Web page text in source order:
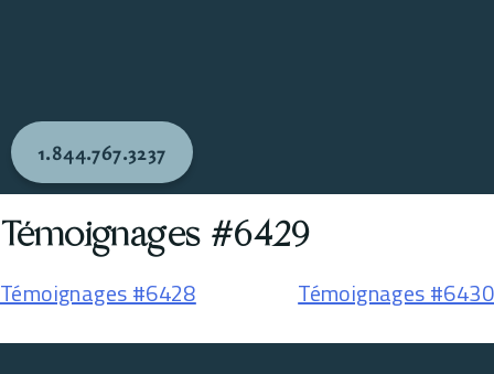
1.844.767.3237
Témoignages #6429
Témoignages #6428 Témoignages #6430